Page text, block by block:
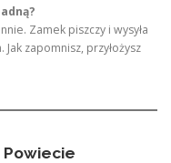
Zamek piszczy i wysyła
zapomnisz, przyłożysz
Powiecie